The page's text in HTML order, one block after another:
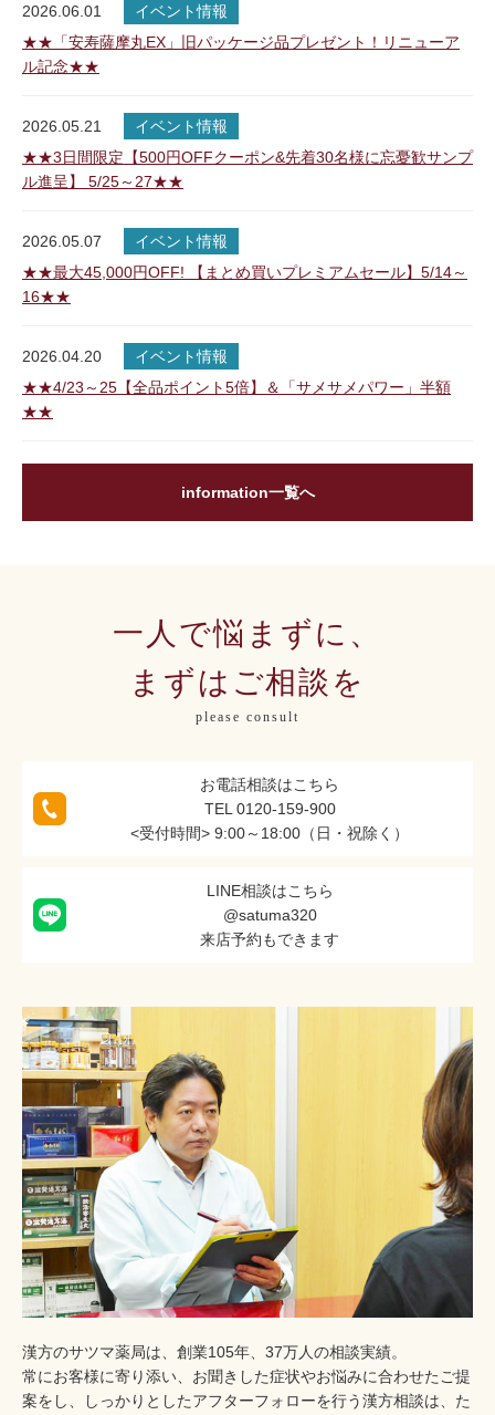
2026.06.01
イベント情報
★★「安寿薩摩丸EX」旧パッケージ品プレゼント！リニューア
ル記念★★
2026.05.21
イベント情報
★★3日間限定【500円OFFクーポン&先着30名様に忘憂歓サンプ
ル進呈】 5/25～27★★
2026.05.07
イベント情報
★★最大45,000円OFF! 【まとめ買いプレミアムセール】5/14～
16★★
2026.04.20
イベント情報
★★4/23～25【全品ポイント5倍】＆「サメサメパワー」半額
★★
information一覧へ
一人で悩まずに、
まずはご相談を
please consult
お電話相談はこちら
TEL 0120-159-900
<受付時間> 9:00～18:00（日・祝除く）
LINE相談はこちら
@satuma320
来店予約もできます
漢方のサツマ薬局は、創業105年、37万人の相談実績。
常にお客様に寄り添い、お聞きした症状やお悩みに合わせたご提
案をし、しっかりとしたアフターフォローを行う漢方相談は、た